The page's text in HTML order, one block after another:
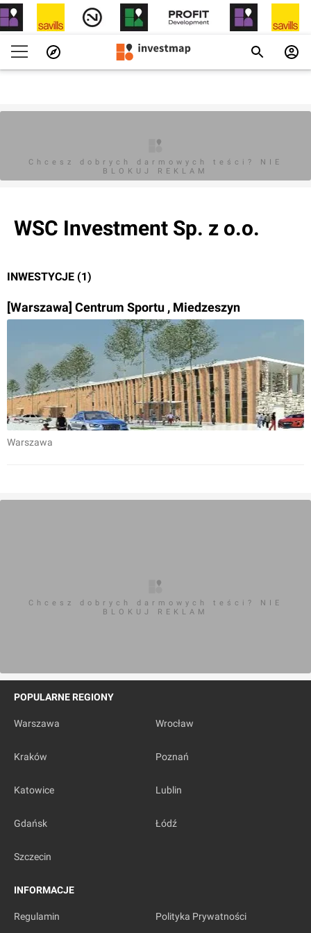
Chcesz dobrych darmowych teści? NIE
BLOKUJ REKLAM
WSC Investment Sp. z o.o.
INWESTYCJE (1)
[Warszawa] Centrum Sportu , Miedzeszyn
Warszawa
Chcesz dobrych darmowych teści? NIE
BLOKUJ REKLAM
POPULARNE REGIONY
Warszawa Wrocław
Kraków Poznań
Katowice Lublin
Gdańsk Łódź
Szczecin
INFORMACJE
Regulamin Polityka Prywatności